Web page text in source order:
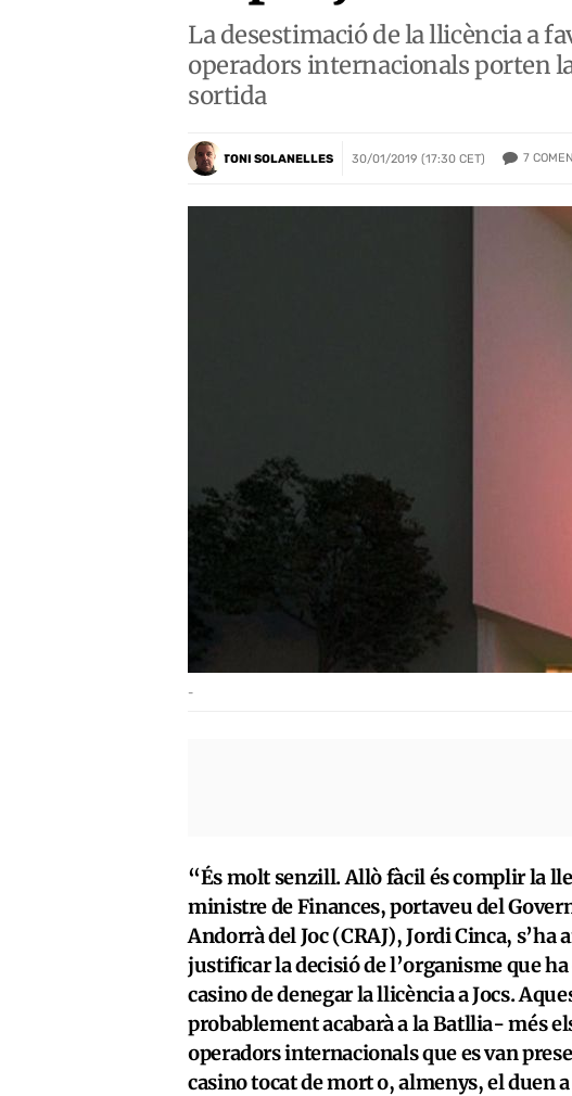
La desestimació de la llicència a
operadors internacionals porten
sortida
TONI SOLANELLES 30/01/2019 (17:30 CET) 7
-
“És molt senzill. Allò fàcil és complir la
ministre de Finances, portaveu del
Andorrà del Joc (CRAJ), Jordi Cinca,
justificar la decisió de l’organisme que
casino de denegar la llicència a Jocs.
probablement acabarà a la Batllia- més
operadors internacionals que es van
casino tocat de mort o, almenys, el duen